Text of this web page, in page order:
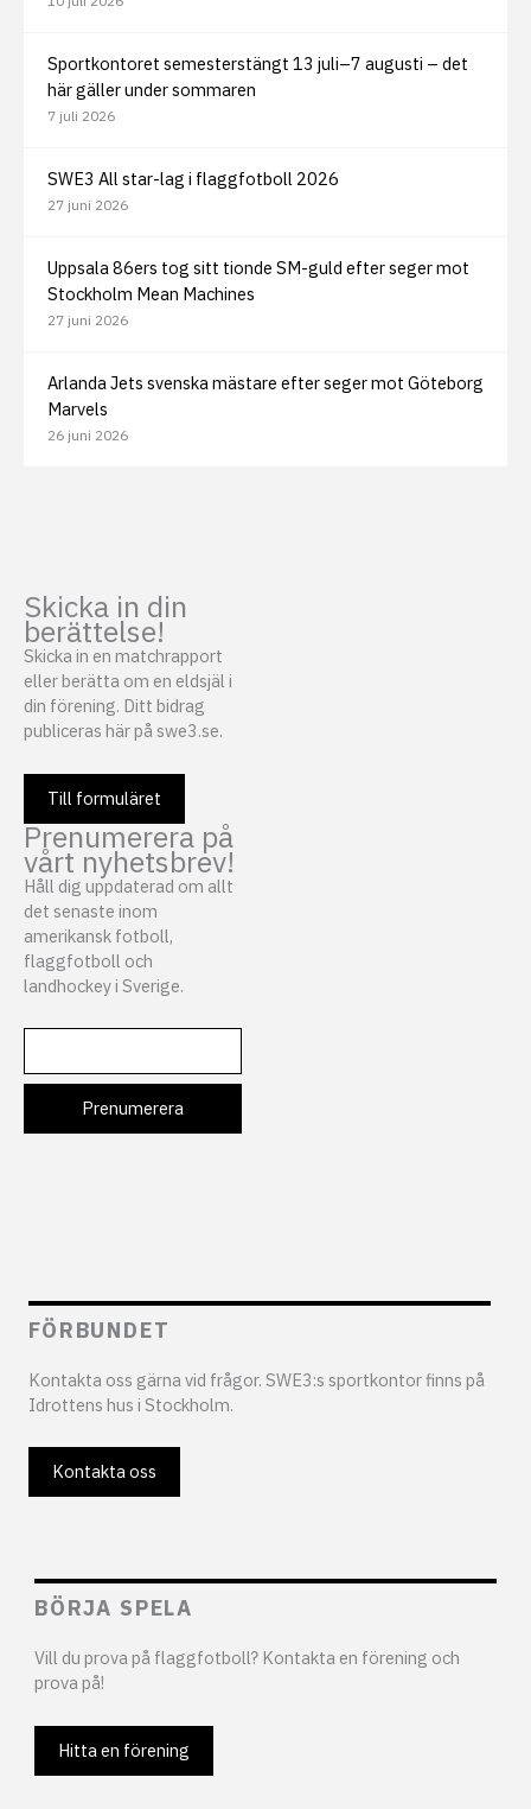
Sportkontoret semesterstängt 13 juli–7 augusti – det
här gäller under sommaren
7 juli 2026
SWE3 All star-lag i flaggfotboll 2026
27 juni 2026
Uppsala 86ers tog sitt tionde SM-guld efter seger mot
Stockholm Mean Machines
27 juni 2026
Arlanda Jets svenska mästare efter seger mot Göteborg
Marvels
26 juni 2026
Skicka in din
berättelse!
Skicka in en matchrapport
eller berätta om en eldsjäl i
din förening. Ditt bidrag
publiceras här på swe3.se.
Till formuläret
Prenumerera på
vårt nyhetsbrev!
Håll dig uppdaterad om allt
det senaste inom
amerikansk fotboll,
flaggfotboll och
landhockey i Sverige.
FÖRBUNDET
Kontakta oss gärna vid frågor. SWE3:s sportkontor finns på
Idrottens hus i Stockholm.
Kontakta oss
BÖRJA SPELA
Vill du prova på flaggfotboll? Kontakta en förening och
prova på!
Hitta en förening